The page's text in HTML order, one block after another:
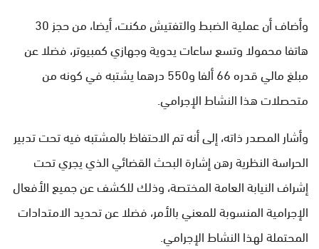
وأضاف أن عملية الضبط والتفتيش مكنت، أيضا، من حجز 30
هاتفا محمولا وتسع ساعات يدوية وجهازي كمبيوتر، فضلا عن
مبلغ مالي قدره 66 ألفا و550 درهما يشتبه في كونه من
متحصلات هذا النشاط الإجرامي.
وأشار المصدر ذاته، إلى أنه تم الاحتفاظ بالمشتبه فيه تحت تدبير
الحراسة النظرية رهن إشارة البحث القضائي الذي يجري تحت
إشراف النيابة العامة المختصة، وذلك للكشف عن جميع الأفعال
الإجرامية المنسوبة للمعني بالأمر، فضلا عن تحديد الامتدادات
المحتملة لهذا النشاط الإجرامي.